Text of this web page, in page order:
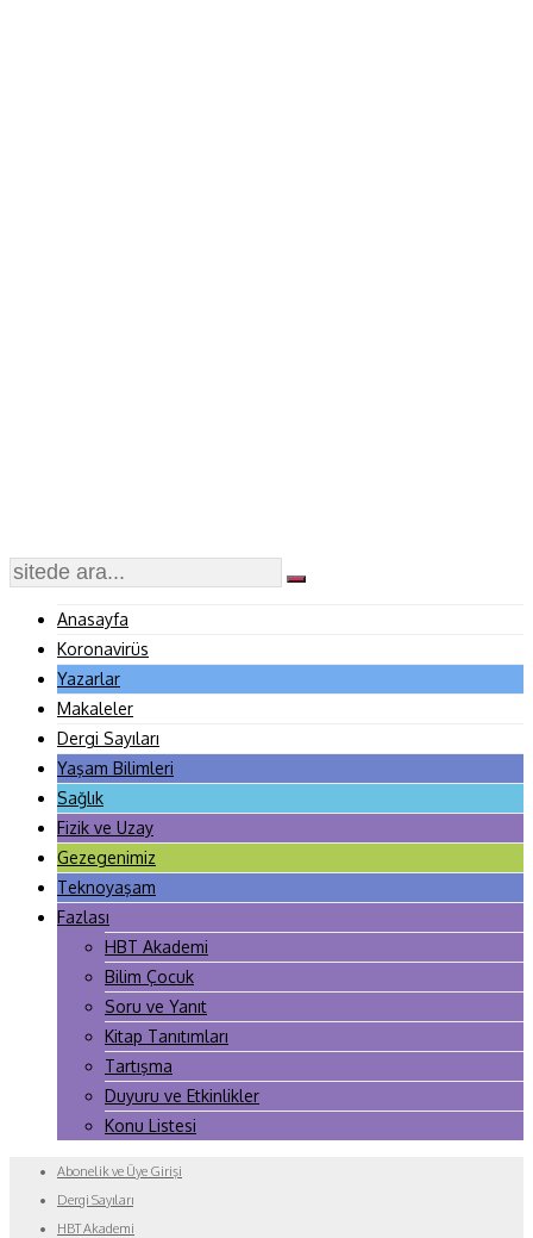
Anasayfa
Koronavirüs
Yazarlar
Makaleler
Dergi Sayıları
Yaşam Bilimleri
Sağlık
Fizik ve Uzay
Gezegenimiz
Teknoyaşam
Fazlası
HBT Akademi
Bilim Çocuk
Soru ve Yanıt
Kitap Tanıtımları
Tartışma
Duyuru ve Etkinlikler
Konu Listesi
Abonelik ve Üye Girişi
Dergi Sayıları
HBT Akademi